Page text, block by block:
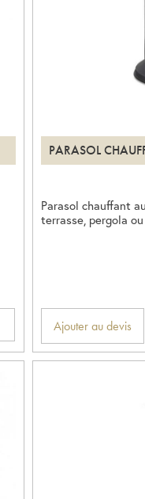
PARASOL
Parasol chauffant
terrasse, pergola
Ajouter au devis